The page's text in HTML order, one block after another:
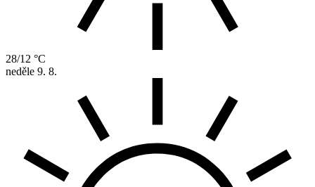
28/12 °C
neděle 9. 8.